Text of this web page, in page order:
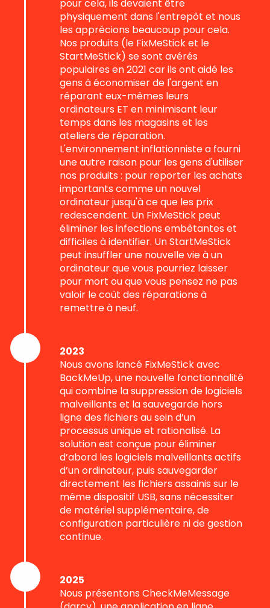
pour cela, ils devaient être
physiquement dans l'entrepôt et nous
les apprécions beaucoup pour cela.
Nos produits (le FixMeStick et le
StartMeStick) se sont avérés
populaires en 2021 car ils ont aidé les
gens à économiser de l'argent en
réparant eux-mêmes leurs
ordinateurs ET en minimisant leur
temps dans les magasins et les
ateliers de réparation.
L'environnement inflationniste a fourni
une autre raison pour les gens d'utiliser
nos produits : pour reporter les achats
importants comme un nouvel
ordinateur jusqu'à ce que les prix
redescendent. Un FixMeStick peut
éliminer les infections embêtantes et
difficiles à identifier. Un StartMeStick
peut insuffler une nouvelle vie à un
ordinateur que vous pourriez laisser
pour mort ou que vous pensez ne pas
valoir le coût des réparations à
remettre à neuf.
2023
Nous avons lancé FixMeStick avec
BackMeUp, une nouvelle fonctionnalité
qui combine la suppression de logiciels
malveillants et la sauvegarde hors
ligne des fichiers au sein d’un
processus unique et rationalisé. La
solution est conçue pour éliminer
d’abord les logiciels malveillants actifs
d’un ordinateur, puis sauvegarder
directement les fichiers assainis sur le
même dispositif USB, sans nécessiter
de matériel supplémentaire, de
configuration particulière ni de gestion
continue.
2025
Nous présentons CheckMeMessage